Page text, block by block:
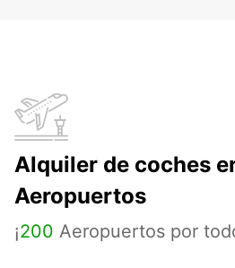
Alquiler de coches
Aeropuertos
¡200 Aeropuertos por